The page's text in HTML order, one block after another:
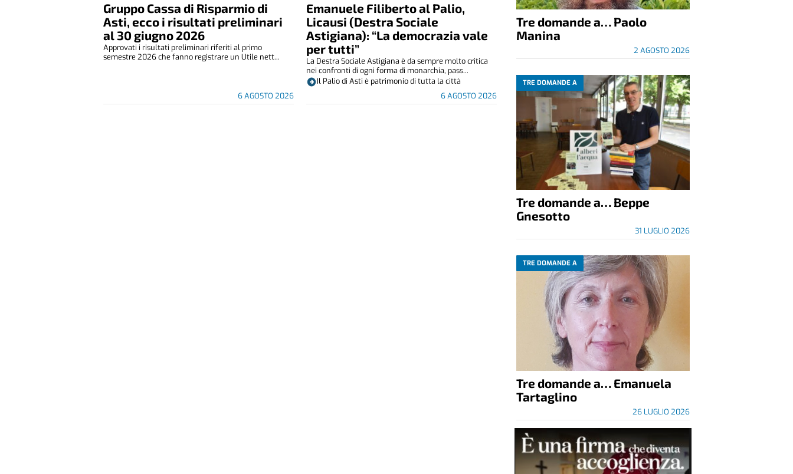
Gruppo Cassa di Risparmio di
Asti, ecco i risultati preliminari
al 30 giugno 2026
6 AGOSTO 2026
Approvati i risultati preliminari riferiti al primo
semestre 2026 che fanno registrare un Utile nett...
Emanuele Filiberto al Palio,
Licausi (Destra Sociale
Astigiana): “La democrazia vale
per tutti”
6 AGOSTO 2026
La Destra Sociale Astigiana è da sempre molto critica
nei confronti di ogni forma di monarchia, pass...
Il Palio di Asti è patrimonio di tutta la città
Tre domande a… Paolo
Manina
2 AGOSTO 2026
TRE DOMANDE A
Tre domande a… Beppe
Gnesotto
31 LUGLIO 2026
TRE DOMANDE A
Tre domande a… Emanuela
Tartaglino
26 LUGLIO 2026